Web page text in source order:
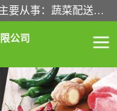
东莞市康隆膳食管理有限公司主要从事：蔬菜配送、食堂承包、企业工厂食堂承包、机关单位食堂承包、调味品配送、粮油配送、干货配送、副食配送、水果配送、海鲜配送等业务，东莞蔬菜配送电话，咨询在线客服。
公司
蔬菜配送